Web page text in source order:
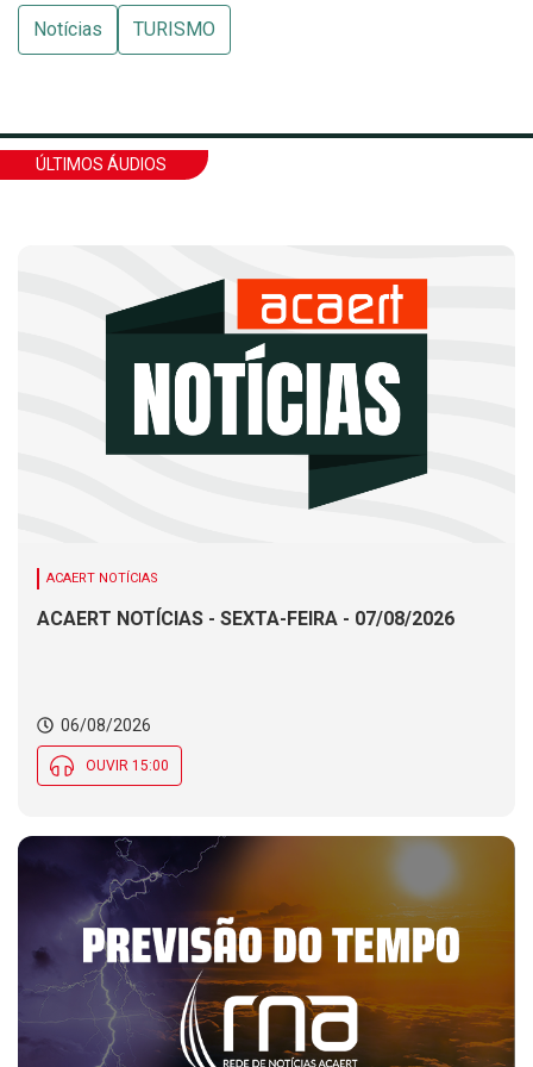
Notícias TURISMO
ÚLTIMOS ÁUDIOS
ACAERT NOTÍCIAS
ACAERT NOTÍCIAS - SEXTA-FEIRA - 07/08/2026
06/08/2026
OUVIR 15:00